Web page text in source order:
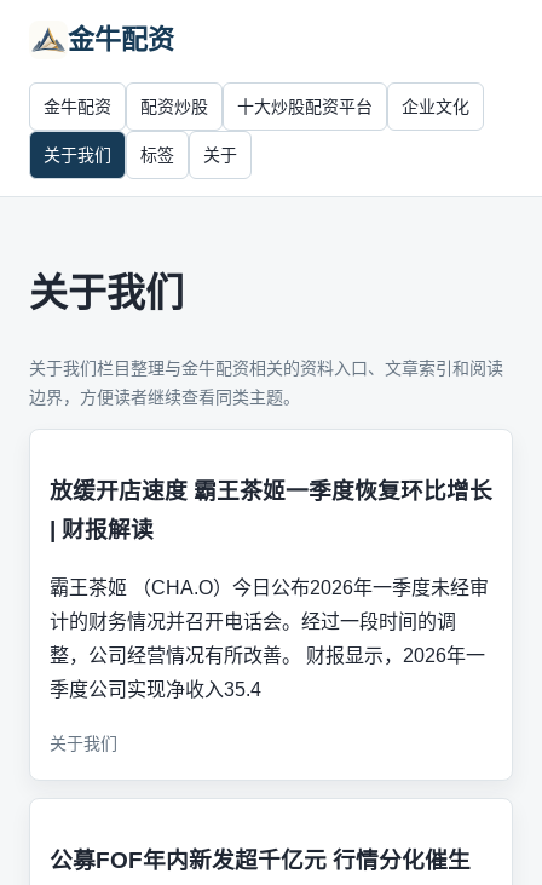
金牛配资
金牛配资 配资炒股 十大炒股配资平台 企业文化
关于我们 标签 关于
关于我们
关于我们栏目整理与金牛配资相关的资料入口、文章索引和阅读
边界，方便读者继续查看同类主题。
放缓开店速度 霸王茶姬一季度恢复环比增长
| 财报解读
霸王茶姬 （CHA.O）今日公布2026年一季度未经审
计的财务情况并召开电话会。经过一段时间的调
整，公司经营情况有所改善。 财报显示，2026年一
季度公司实现净收入35.4
关于我们
公募FOF年内新发超千亿元 行情分化催生